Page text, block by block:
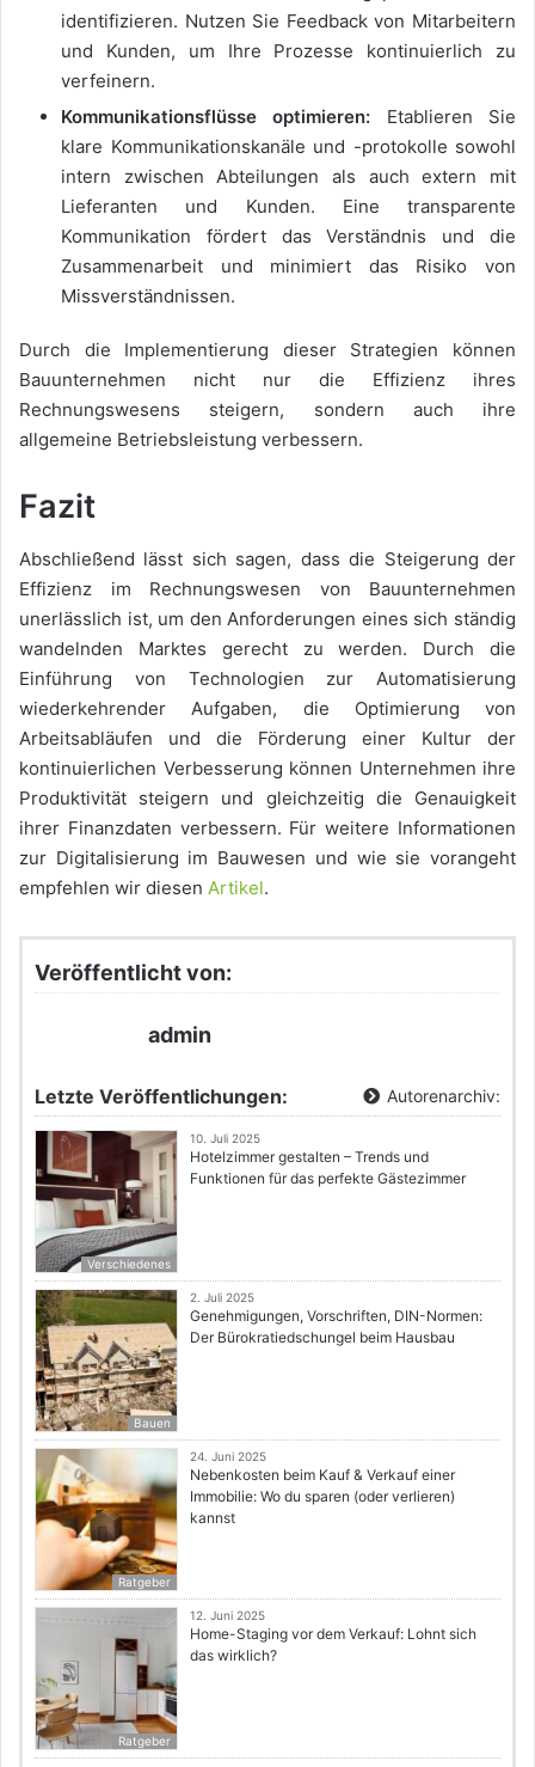
identifizieren. Nutzen Sie Feedback von Mitarbeitern
und Kunden, um Ihre Prozesse kontinuierlich zu
verfeinern.
Kommunikationsflüsse optimieren: Etablieren Sie
klare Kommunikationskanäle und -protokolle sowohl
intern zwischen Abteilungen als auch extern mit
Lieferanten und Kunden. Eine transparente
Kommunikation fördert das Verständnis und die
Zusammenarbeit und minimiert das Risiko von
Missverständnissen.
Durch die Implementierung dieser Strategien können
Bauunternehmen nicht nur die Effizienz ihres
Rechnungswesens steigern, sondern auch ihre
allgemeine Betriebsleistung verbessern.
Fazit
Abschließend lässt sich sagen, dass die Steigerung der
Effizienz im Rechnungswesen von Bauunternehmen
unerlässlich ist, um den Anforderungen eines sich ständig
wandelnden Marktes gerecht zu werden. Durch die
Einführung von Technologien zur Automatisierung
wiederkehrender Aufgaben, die Optimierung von
Arbeitsabläufen und die Förderung einer Kultur der
kontinuierlichen Verbesserung können Unternehmen ihre
Produktivität steigern und gleichzeitig die Genauigkeit
ihrer Finanzdaten verbessern. Für weitere Informationen
zur Digitalisierung im Bauwesen und wie sie vorangeht
empfehlen wir diesen Artikel.
Veröffentlicht von:
admin
Letzte Veröffentlichungen: Autorenarchiv:
Verschiedenes
10. Juli 2025
Hotelzimmer gestalten – Trends und
Funktionen für das perfekte Gästezimmer
Bauen
2. Juli 2025
Genehmigungen, Vorschriften, DIN-Normen:
Der Bürokratiedschungel beim Hausbau
Ratgeber
24. Juni 2025
Nebenkosten beim Kauf & Verkauf einer
Immobilie: Wo du sparen (oder verlieren)
kannst
Ratgeber
12. Juni 2025
Home-Staging vor dem Verkauf: Lohnt sich
das wirklich?